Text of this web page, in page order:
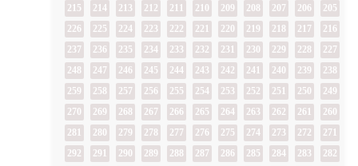
205
206
207
208
209
210
211
212
213
214
215
216
217
218
219
220
221
222
223
224
225
226
227
228
229
230
231
232
233
234
235
236
237
238
239
240
241
242
243
244
245
246
247
248
249
250
251
252
253
254
255
256
257
258
259
260
261
262
263
264
265
266
267
268
269
270
271
272
273
274
275
276
277
278
279
280
281
282
283
284
285
286
287
288
289
290
291
292